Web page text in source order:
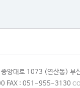
앙대로 1073 (연산동) 부
FAX : 051-955-3130